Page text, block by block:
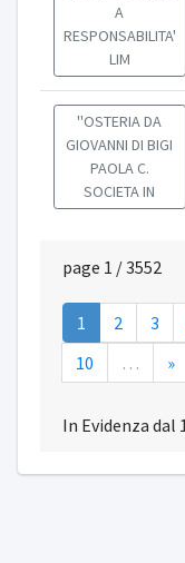
A
RESPONSABILITA'
LIM
''OSTERIA DA
GIOVANNI DI BIGI
PAOLA C.
SOCIETA IN
page 1 / 3552
1 2 3
10
… »
In Evidenza dal